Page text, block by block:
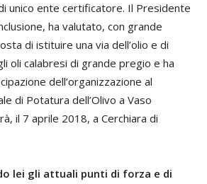
unico ente certificatore. Il Presidente
ha valutato, con grande
di istituire una via dell’olio e di
oli calabresi di grande pregio e ha
dell’organizzazione al
di Potatura dell’Olivo a Vaso
il 7 aprile 2018, a Cerchiara di
lei gli attuali punti di forza e di